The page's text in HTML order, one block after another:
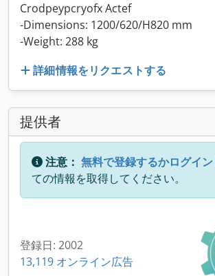
Crodpeypcryofx Actef
-Dimensions: 1200/620/H820 mm
-Weight: 288 kg
詳細情報をリクエストする
提供者
注意： 無料で登録するかログイン
ての情報を取得してください。
登録日: 2002
13,119 オンライン広告